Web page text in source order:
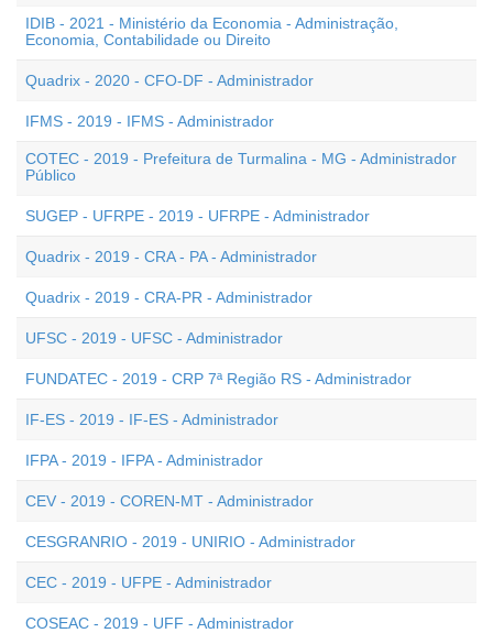
IDIB - 2021 - Ministério da Economia - Administração,
Economia, Contabilidade ou Direito
Quadrix - 2020 - CFO-DF - Administrador
IFMS - 2019 - IFMS - Administrador
COTEC - 2019 - Prefeitura de Turmalina - MG - Administrador
Público
SUGEP - UFRPE - 2019 - UFRPE - Administrador
Quadrix - 2019 - CRA - PA - Administrador
Quadrix - 2019 - CRA-PR - Administrador
UFSC - 2019 - UFSC - Administrador
FUNDATEC - 2019 - CRP 7ª Região RS - Administrador
IF-ES - 2019 - IF-ES - Administrador
IFPA - 2019 - IFPA - Administrador
CEV - 2019 - COREN-MT - Administrador
CESGRANRIO - 2019 - UNIRIO - Administrador
CEC - 2019 - UFPE - Administrador
COSEAC - 2019 - UFF - Administrador